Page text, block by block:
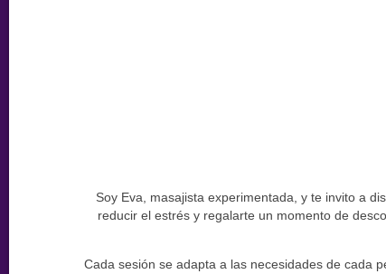
Soy Eva, masajista experimentada, y te invito a
reducir el estrés y regalarte un momento de
Cada sesión se adapta a las necesidades de cada